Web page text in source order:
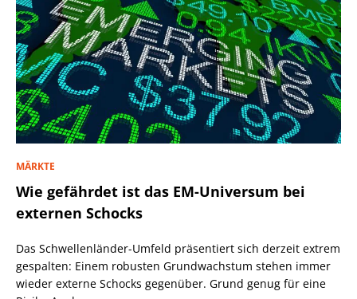
MÄRKTE
Wie gefährdet ist das EM-Universum bei
externen Schocks
Das Schwellenländer-Umfeld präsentiert sich derzeit extrem
gespalten: Einem robusten Grundwachstum stehen immer
wieder externe Schocks gegenüber. Grund genug für eine